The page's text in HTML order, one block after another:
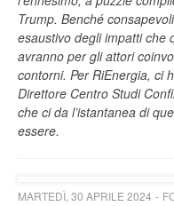
Trump. Benché
esaustivo degli impatti che
avranno per gli attori
contorni. Per RiEnergia, ci
Direttore Centro Studi
che ci da l’istantanea di
essere.
MARTEDÌ, 30 APRILE 2024